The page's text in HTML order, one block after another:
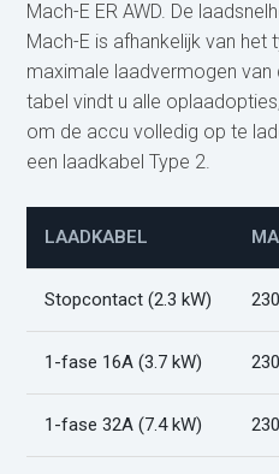
Mach-E ER AWD. De
Mach-E is afhankelijk van het
maximale laadvermogen
tabel vindt u alle
om de accu volledig op te
een laadkabel Type 2.
LAADKABEL
Stopcontact (2.3 kW)
1-fase 16A (3.7 kW)
1-fase 32A (7.4 kW)